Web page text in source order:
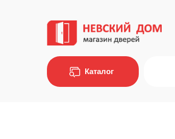
Каталог